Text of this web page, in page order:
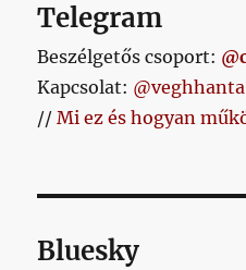
Telegram
Beszélgetős csoport:
Kapcsolat: @veghhanta
//Mi ez és hogyan
Bluesky